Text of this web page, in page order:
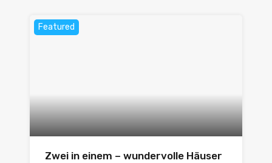
Featured
Zwei in einem – wundervolle Häuser